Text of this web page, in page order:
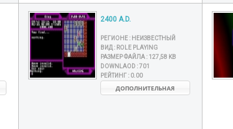
2400 A.D.
РЕГИОНЕ : НЕИЗВЕСТНЫЙ
ВИД : ROLE PLAYING
РАЗМЕР ФАЙЛА : 127,58 KB
DOWNLAOD :701
РЕЙТИНГ : 0.00
ДОПОЛНИТЕЛЬНАЯ